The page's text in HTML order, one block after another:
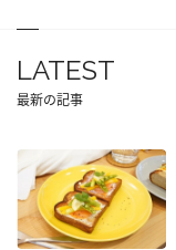
LATEST
最新の記事